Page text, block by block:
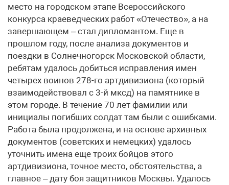
место на городском этапе Всероссийского
конкурса краеведческих работ «Отечество», а на
завершающем – стал дипломантом. Еще в
прошлом году, после анализа документов и
поездки в Солнечногорск Московской области,
ребятам удалось добиться исправления имен
четырех воинов 278-го артдивизиона (который
взаимодействовал с 3-й мксд) на памятнике в
этом городе. В течение 70 лет фамилии или
инициалы погибших солдат там были с ошибками.
Работа была продолжена, и на основе архивных
документов (советских и немецких) удалось
уточнить имена еще троих бойцов этого
артдивизиона, точное место, обстоятельства, а
главное – дату боя защитников Москвы. Удалось